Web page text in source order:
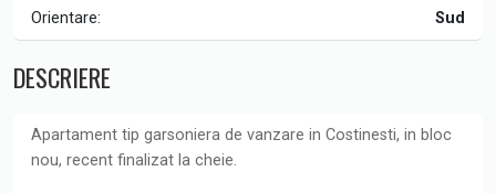
Orientare: Sud
DESCRIERE
Apartament tip garsoniera de vanzare in Costinesti, in bloc
nou, recent finalizat la cheie.